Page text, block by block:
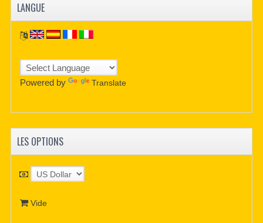
LANGUE
Powered by Translate
LES OPTIONS
Vide